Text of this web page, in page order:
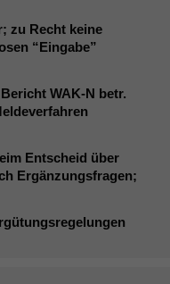
zu Recht keine
“Eingabe”
WAK‑N betr.
Entscheid über
Ergänzungsfragen;
Notwendige
Cookies
Diese
nicht